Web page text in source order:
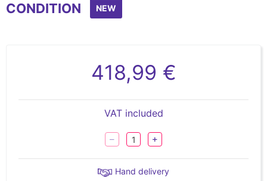
of
CONDITION NEW
418,99 €
VAT included
Hand delivery